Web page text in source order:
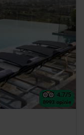
4.7/5
8993 opinie